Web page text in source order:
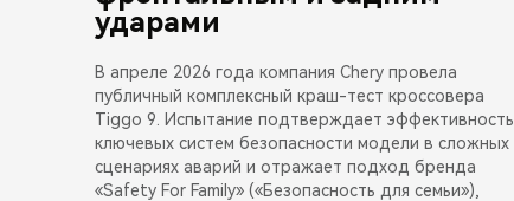
ударами
В апреле 2026 года компания Chery провела
публичный комплексный краш-тест кроссовера
Tiggo 9. Испытание подтверждает эффективность
ключевых систем безопасности модели в сложных
сценариях аварий и отражает подход бренда
«Safety For Family» («Безопасность для семьи»),